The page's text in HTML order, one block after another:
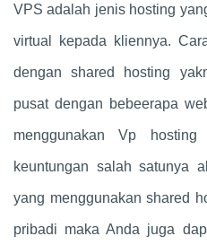
VPS adalah jenis hosting
virtual kepada kliennya.
dengan shared hosting
pusat dengan bebeerapa
menggunakan Vp
keuntungan salah satunya
yang menggunakan shared
pribadi maka Anda juga